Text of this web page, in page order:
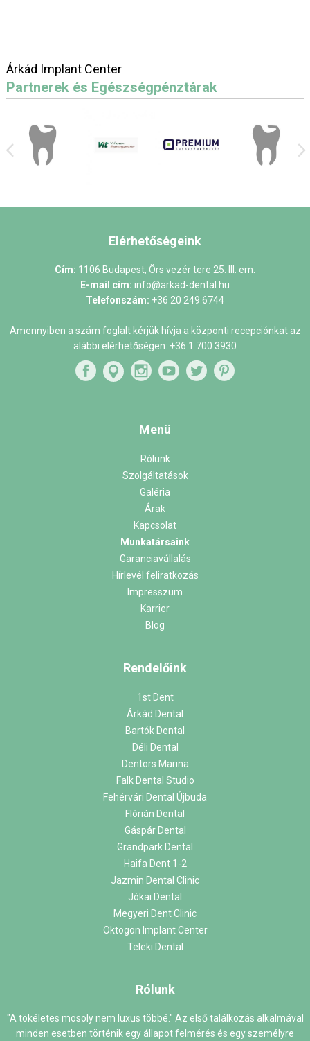
Árkád Implant Center
Partnerek és Egészségpénztárak
Elérhetőségeink
Cím: 1106 Budapest, Örs vezér tere 25. III. em.
E-mail cím: info@arkad-dental.hu
Telefonszám: +36 20 249 6744
Amennyiben a szám foglalt kérjük hívja a központi recepciónkat az
alábbi elérhetőségen: +36 1 700 3930
Menü
Rólunk
Szolgáltatások
Galéria
Árak
Kapcsolat
Munkatársaink
Garanciavállalás
Hírlevél feliratkozás
Impresszum
Karrier
Blog
Rendelőink
1st Dent
Árkád Dental
Bartók Dental
Déli Dental
Dentors Marina
Falk Dental Studio
Fehérvári Dental Újbuda
Flórián Dental
Gáspár Dental
Grandpark Dental
Haifa Dent 1-2
Jazmin Dental Clinic
Jókai Dental
Megyeri Dent Clinic
Oktogon Implant Center
Teleki Dental
Rólunk
"A tökéletes mosoly nem luxus többé." Az első találkozás alkalmával
minden esetben történik egy állapot felmérés és egy személyre